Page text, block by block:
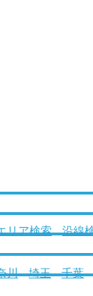
リア検索
沿線
川 埼玉 千葉